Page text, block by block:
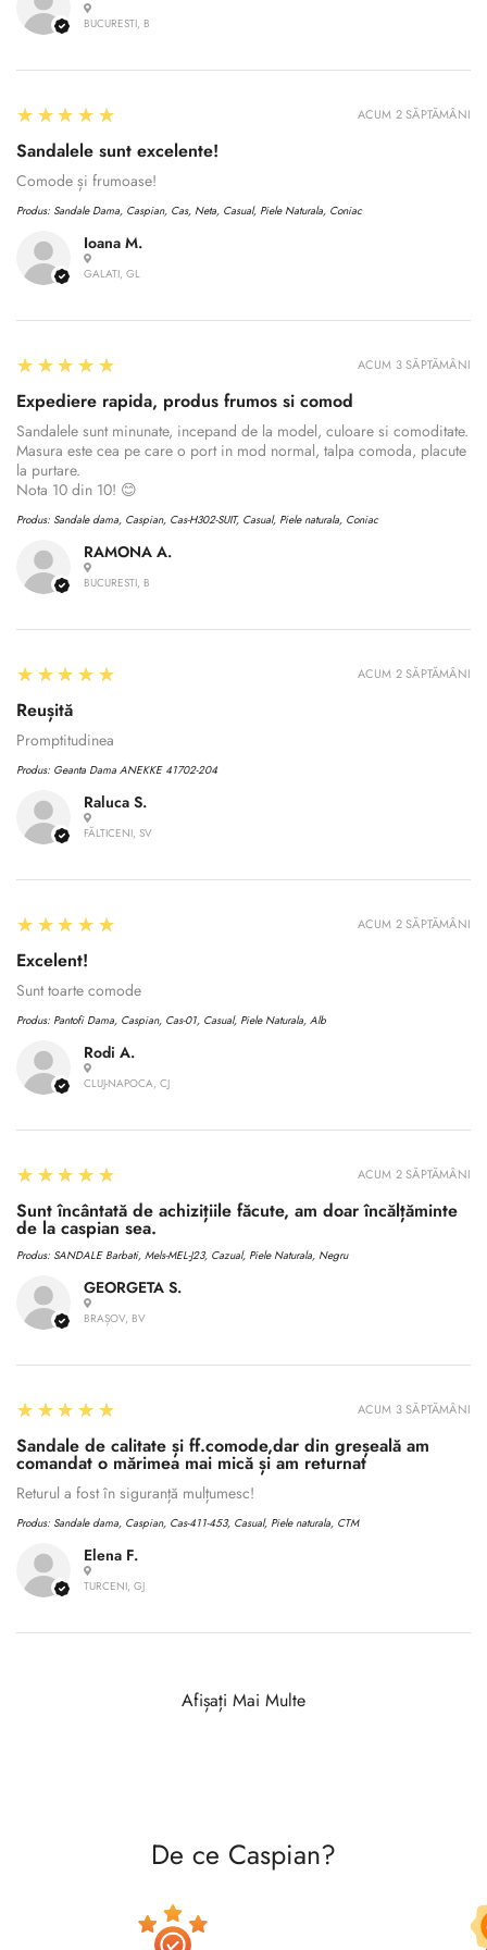
BUCURESTI, B
Ioana M.
GALATI, GL
5
★★★★★
Sandalele sunt excelente!
Comode și frumoase!
Produs: Sandale Dama, Caspian, Cas, Neta, Casual, Piele Naturala, Coniac
ACUM 2 SĂPTĂMÂNI
RAMONA A.
BUCURESTI, B
5
★★★★★
Expediere rapida, produs frumos si comod
Sandalele sunt minunate, incepand de la model, culoare si comoditate.
Masura este cea pe care o port in mod normal, talpa comoda, placute
la purtare.
Nota 10 din 10! 😊
Produs: Sandale dama, Caspian, Cas-H302-SUIT, Casual, Piele naturala, Coniac
ACUM 3 SĂPTĂMÂNI
Raluca S.
FĂLTICENI, SV
5
★★★★★
Reușită
Promptitudinea
Produs: Geanta Dama ANEKKE 41702-204
ACUM 2 SĂPTĂMÂNI
Rodi A.
CLUJ-NAPOCA, CJ
5
★★★★★
Excelent!
Sunt toarte comode
Produs: Pantofi Dama, Caspian, Cas-01, Casual, Piele Naturala, Alb
ACUM 2 SĂPTĂMÂNI
GEORGETA S.
BRAȘOV, BV
5
★★★★★
Sunt încântată de achizițiile făcute, am doar încălțăminte
de la caspian sea.
Produs: SANDALE Barbati, Mels-MEL-J23, Cazual, Piele Naturala, Negru
ACUM 2 SĂPTĂMÂNI
Elena F.
TURCENI, GJ
5
★★★★★
Sandale de calitate și ff.comode,dar din greșeală am
comandat o mărimea mai mică și am returnat
Returul a fost în siguranță mulțumesc!
Produs: Sandale dama, Caspian, Cas-411-453, Casual, Piele naturala, CTM
ACUM 3 SĂPTĂMÂNI
Afișați Mai Multe
De ce Caspian?
Confirm your age
Are you 18 years old or older?